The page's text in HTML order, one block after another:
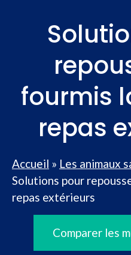
fourmis
repas
Accueil » Les animaux
Solutions pour
repas extérieurs
Comparer les